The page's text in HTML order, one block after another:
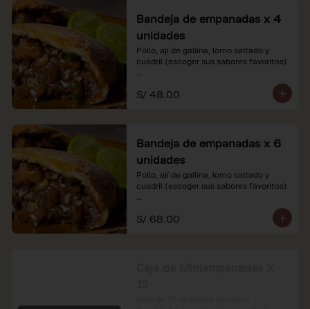
Bandeja de empanadas x 4
unidades
Pollo, ají de gallina, lomo saltado y
cuadril (escoger sus sabores favoritos)
*Nuestros precios están expresados en
soles e incluyen impuestos de ley y
S/ 48.00
Bandeja de empanadas x 6
unidades
Pollo, ají de gallina, lomo saltado y
cuadril (escoger sus sabores favoritos)
*Nuestros precios están expresados en
soles e incluyen impuestos de ley y
S/ 68.00